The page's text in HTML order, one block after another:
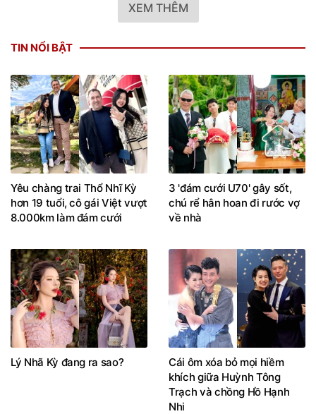
XEM THÊM
TIN NỔI BẬT
Yêu chàng trai Thổ Nhĩ Kỳ
hơn 19 tuổi, cô gái Việt vượt
8.000km làm đám cưới
3 'đám cưới U70' gây sốt,
chú rể hân hoan đi rước vợ
về nhà
Lý Nhã Kỳ đang ra sao?
Cái ôm xóa bỏ mọi hiềm
khích giữa Huỳnh Tông
Trạch và chồng Hồ Hạnh
Nhi